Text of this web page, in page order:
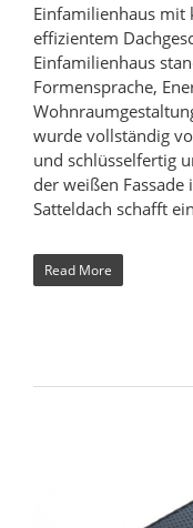
Einfamilienhaus
effizientem
Einfamilienhaus
Formensprache,
wurde vollständig
und schlüsselfertig
der weißen
Satteldach schafft
Read More